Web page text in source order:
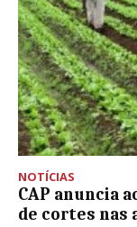
NOTÍCIAS
CAP anuncia
de cortes nas